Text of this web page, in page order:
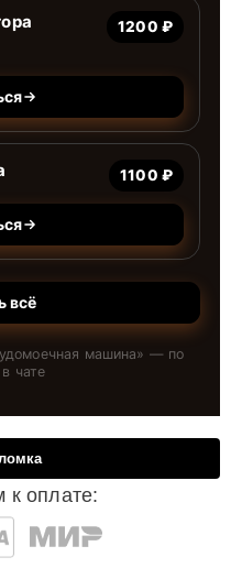
1200 ₽
1100 ₽
всё
машина» — по
чате
оплате: